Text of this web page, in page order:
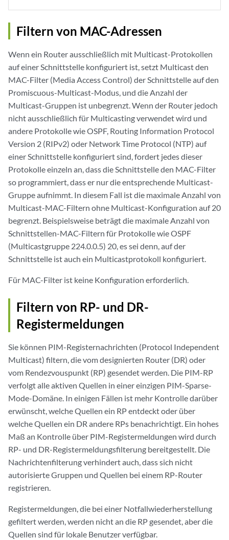
Filtern von MAC-Adressen
Wenn ein Router ausschließlich mit Multicast-Protokollen
auf einer Schnittstelle konfiguriert ist, setzt Multicast den
MAC-Filter (Media Access Control) der Schnittstelle auf den
Promiscuous-Multicast-Modus, und die Anzahl der
Multicast-Gruppen ist unbegrenzt. Wenn der Router jedoch
nicht ausschließlich für Multicasting verwendet wird und
andere Protokolle wie OSPF, Routing Information Protocol
Version 2 (RIPv2) oder Network Time Protocol (NTP) auf
einer Schnittstelle konfiguriert sind, fordert jedes dieser
Protokolle einzeln an, dass die Schnittstelle den MAC-Filter
so programmiert, dass er nur die entsprechende Multicast-
Gruppe aufnimmt. In diesem Fall ist die maximale Anzahl von
Multicast-MAC-Filtern ohne Multicast-Konfiguration auf 20
begrenzt. Beispielsweise beträgt die maximale Anzahl von
Schnittstellen-MAC-Filtern für Protokolle wie OSPF
(Multicastgruppe 224.0.0.5) 20, es sei denn, auf der
Schnittstelle ist auch ein Multicastprotokoll konfiguriert.
Für MAC-Filter ist keine Konfiguration erforderlich.
Filtern von RP- und DR-
Registermeldungen
Sie können PIM-Registernachrichten (Protocol Independent
Multicast) filtern, die vom designierten Router (DR) oder
vom Rendezvouspunkt (RP) gesendet werden. Die PIM-RP
verfolgt alle aktiven Quellen in einer einzigen PIM-Sparse-
Mode-Domäne. In einigen Fällen ist mehr Kontrolle darüber
erwünscht, welche Quellen ein RP entdeckt oder über
welche Quellen ein DR andere RPs benachrichtigt. Ein hohes
Maß an Kontrolle über PIM-Registermeldungen wird durch
RP- und DR-Registermeldungsfilterung bereitgestellt. Die
Nachrichtenfilterung verhindert auch, dass sich nicht
autorisierte Gruppen und Quellen bei einem RP-Router
registrieren.
Registermeldungen, die bei einer Notfallwiederherstellung
gefiltert werden, werden nicht an die RP gesendet, aber die
Quellen sind für lokale Benutzer verfügbar.